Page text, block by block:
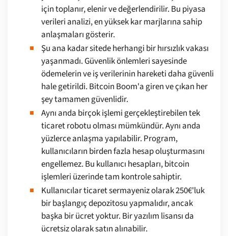
için toplanır, elenir ve değerlendirilir. Bu piyasa
verileri analizi, en yüksek kar marjlarına sahip
anlaşmaları gösterir.
Şu ana kadar sitede herhangi bir hırsızlık vakası
yaşanmadı. Güvenlik önlemleri sayesinde
ödemelerin ve iş verilerinin hareketi daha güvenli
hale getirildi. Bitcoin Boom'a giren ve çıkan her
şey tamamen güvenlidir.
Aynı anda birçok işlemi gerçekleştirebilen tek
ticaret robotu olması mümkündür. Aynı anda
yüzlerce anlaşma yapılabilir. Program,
kullanıcıların birden fazla hesap oluşturmasını
engellemez. Bu kullanıcı hesapları, bitcoin
işlemleri üzerinde tam kontrole sahiptir.
Kullanıcılar ticaret sermayeniz olarak 250€'luk
bir başlangıç depozitosu yapmalıdır, ancak
başka bir ücret yoktur. Bir yazılım lisansı da
ücretsiz olarak satın alınabilir.